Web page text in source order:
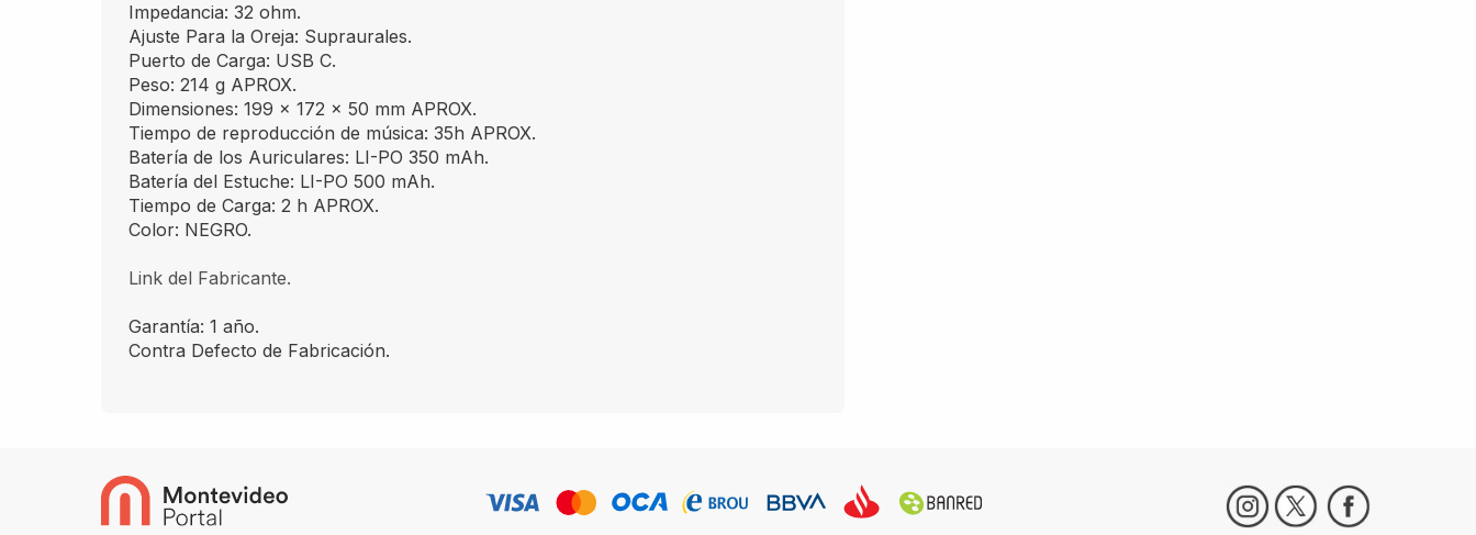
Impedancia: 32 ohm.
Ajuste Para la Oreja: Supraurales.
Puerto de Carga: USB C.
Peso: 214 g APROX.
Dimensiones: 199 x 172 x 50 mm APROX.
Tiempo de reproducción de música: 35h APROX.
Batería de los Auriculares: LI-PO 350 mAh.
Batería del Estuche: LI-PO 500 mAh.
Tiempo de Carga: 2 h APROX.
Color: NEGRO.
Link del Fabricante.
Garantía: 1 año.
Contra Defecto de Fabricación.